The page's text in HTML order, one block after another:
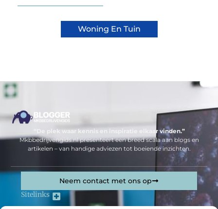
Woning En Tuin
“De plek waar kennis en inspiratie elkaar vinden.”
Mkbbedrijvengids.nl presenteert een breed scala aan blogs en
artikelen – van handige adviezen tot boeiende inzichten.
Sitelinks
Neem contact met ons op